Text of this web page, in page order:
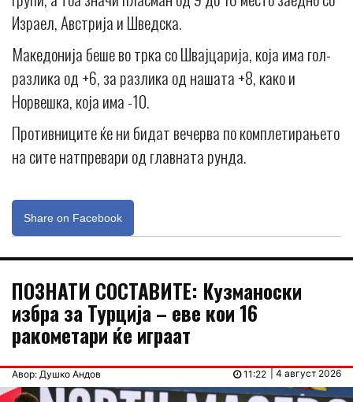
Израел, Австрија и Шведска.
Македонија беше во трка со Швајцарија, која има гол-
разлика од +6, за разлика од нашата +8, како и
Норвешка, која има -10.
Противниците ќе ни бидат вечерва по комплетирањето
на сите натпревари од главната рунда.
Share on Facebook
ПОЗНАТИ СОСТАВИТЕ: Кузманоски
избра за Турција – еве кои 16
ракометари ќе играат
Авор: Душко Андов | 4 август 2026
11:22